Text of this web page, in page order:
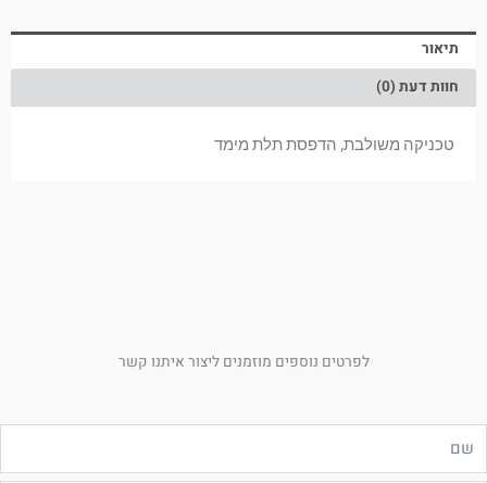
תיאור
חוות דעת (0)
טכניקה משולבת, הדפסת תלת מימד
לפרטים נוספים מוזמנים ליצור איתנו קשר